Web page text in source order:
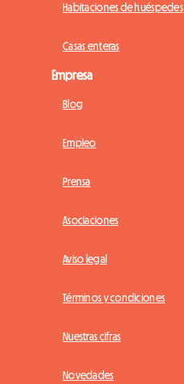
Habitaciones de huéspedes
Casas enteras
Empresa
Blog
Empleo
Prensa
Asociaciones
Aviso legal
Términos y condiciones
Nuestras cifras
Novedades